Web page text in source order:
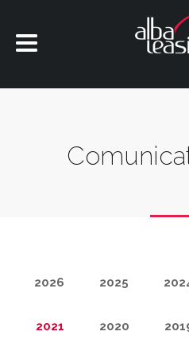
2026 2025
2021 2020